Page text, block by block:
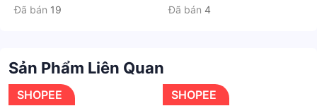
Đã bán 19
Đã bán 4
Sản Phẩm Liên Quan
SHOPEE SHOPEE